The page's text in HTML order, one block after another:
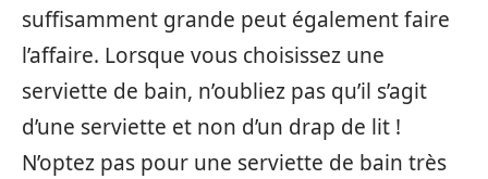
suffisamment grande peut également faire
l’affaire. Lorsque vous choisissez une
serviette de bain, n’oubliez pas qu’il s’agit
d’une serviette et non d’un drap de lit !
N’optez pas pour une serviette de bain très